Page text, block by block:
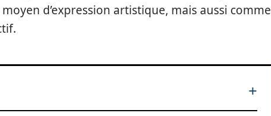
d’expression artistique, mais aussi comme